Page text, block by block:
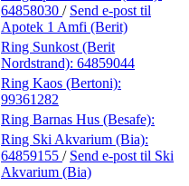
64858030 / Send e-post til
Apotek 1 Amfi (Berit)
Ring Sunkost (Berit
Nordstrand): 64859044
Ring Kaos (Bertoni):
99361282
Ring Barnas Hus (Besafe):
Ring Ski Akvarium (Bia):
64859155 / Send e-post til Ski
Akvarium (Bia)